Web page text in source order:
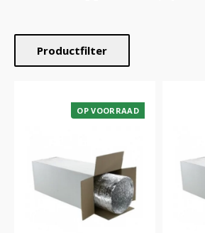
Productfilter
OP VOORRAAD